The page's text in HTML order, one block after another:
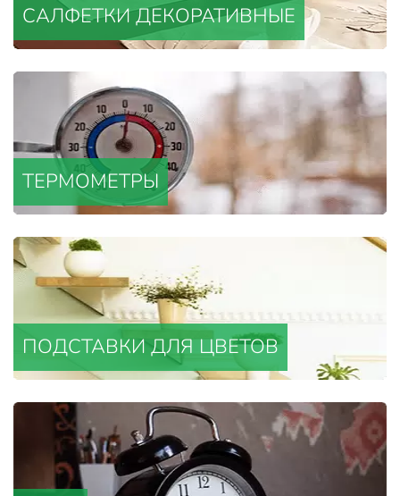
САЛФЕТКИ ДЕКОРАТИВНЫЕ
ТЕРМОМЕТРЫ
ПОДСТАВКИ ДЛЯ ЦВЕТОВ